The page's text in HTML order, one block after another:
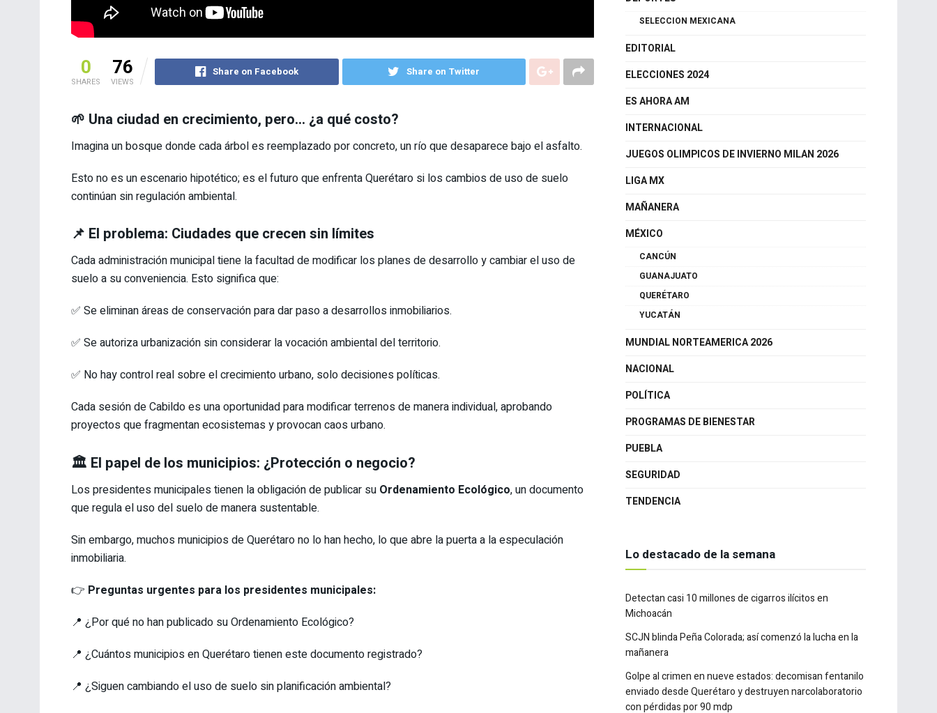
0
SHARES
76
VIEWS
Share on Facebook Share on Twitter
🌱 Una ciudad en crecimiento, pero… ¿a qué costo?
Imagina un bosque donde cada árbol es reemplazado por concreto, un río que desaparece bajo el asfalto.
Esto no es un escenario hipotético; es el futuro que enfrenta Querétaro si los cambios de uso de suelo
continúan sin regulación ambiental.
📌 El problema: Ciudades que crecen sin límites
Cada administración municipal tiene la facultad de modificar los planes de desarrollo y cambiar el uso de
suelo a su conveniencia. Esto significa que:
✅ Se eliminan áreas de conservación para dar paso a desarrollos inmobiliarios.
✅ Se autoriza urbanización sin considerar la vocación ambiental del territorio.
✅ No hay control real sobre el crecimiento urbano, solo decisiones políticas.
Cada sesión de Cabildo es una oportunidad para modificar terrenos de manera individual, aprobando
proyectos que fragmentan ecosistemas y provocan caos urbano.
🏛️ El papel de los municipios: ¿Protección o negocio?
Los presidentes municipales tienen la obligación de publicar su Ordenamiento Ecológico, un documento
que regula el uso del suelo de manera sustentable.
Sin embargo, muchos municipios de Querétaro no lo han hecho, lo que abre la puerta a la especulación
inmobiliaria.
👉 Preguntas urgentes para los presidentes municipales:
📍 ¿Por qué no han publicado su Ordenamiento Ecológico?
📍 ¿Cuántos municipios en Querétaro tienen este documento registrado?
📍 ¿Siguen cambiando el uso de suelo sin planificación ambiental?
CDMX
DEPORTES
SELECCION MEXICANA
EDITORIAL
ELECCIONES 2024
ES AHORA AM
INTERNACIONAL
JUEGOS OLIMPICOS DE INVIERNO MILAN 2026
LIGA MX
MAÑANERA
MÉXICO
QUERÉTARO
YUCATÁN
MUNDIAL NORTEAMERICA 2026
NACIONAL
POLÍTICA
PROGRAMAS DE BIENESTAR
PUEBLA
TENDENCIA
Lo destacado de la semana
Detectan casi 10 millones de cigarros ilícitos en
SCJN blinda Peña Colorada; así comenzó la lucha en la
mañanera